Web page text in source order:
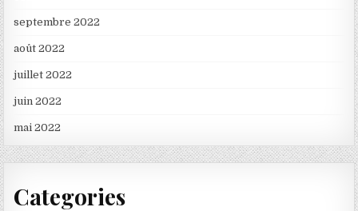
septembre 2022
août 2022
juillet 2022
juin 2022
mai 2022
Categories